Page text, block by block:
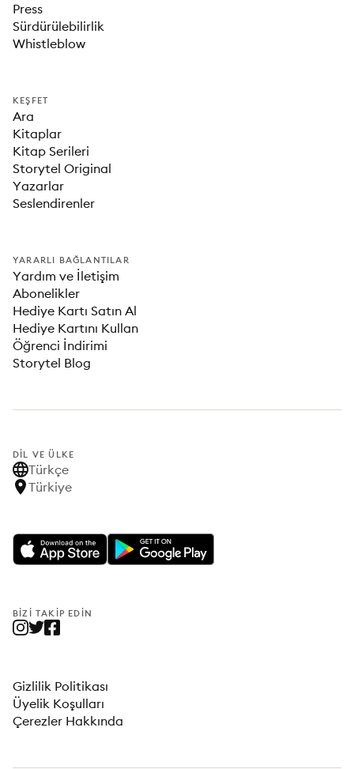
Press
Sürdürülebilirlik
Whistleblow
KEŞFET
Ara
Kitaplar
Kitap Serileri
Storytel Original
Yazarlar
Seslendirenler
YARARLI BAĞLANTILAR
Yardım ve İletişim
Abonelikler
Hediye Kartı Satın Al
Hediye Kartını Kullan
Öğrenci İndirimi
Storytel Blog
DIL VE ÜLKE
Türkçe
Türkiye
BIZI TAKIP EDIN
Gizlilik Politikası
Üyelik Koşulları
Çerezler Hakkında